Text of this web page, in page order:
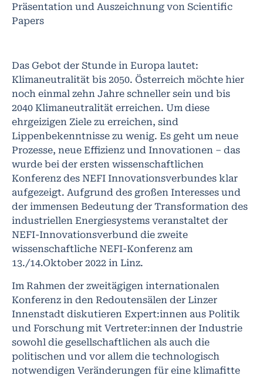
Präsentation und Auszeichnung von Scientific
Papers
Das Gebot der Stunde in Europa lautet:
Klimaneutralität bis 2050. Österreich möchte hier
noch einmal zehn Jahre schneller sein und bis
2040 Klimaneutralität erreichen. Um diese
ehrgeizigen Ziele zu erreichen, sind
Lippenbekenntnisse zu wenig. Es geht um neue
Prozesse, neue Effizienz und Innovationen – das
wurde bei der ersten wissenschaftlichen
Konferenz des NEFI Innovationsverbundes klar
aufgezeigt. Aufgrund des großen Interesses und
der immensen Bedeutung der Transformation des
industriellen Energiesystems veranstaltet der
NEFI-Innovationsverbund die zweite
wissenschaftliche NEFI-Konferenz am
13./14.Oktober 2022 in Linz.
Im Rahmen der zweitägigen internationalen
Konferenz in den Redoutensälen der Linzer
Innenstadt diskutieren Expert:innen aus Politik
und Forschung mit Vertreter:innen der Industrie
sowohl die gesellschaftlichen als auch die
politischen und vor allem die technologisch
notwendigen Veränderungen für eine klimafitte